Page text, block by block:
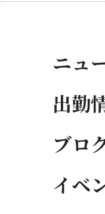
ニュ
出勤
ブロ
イベ